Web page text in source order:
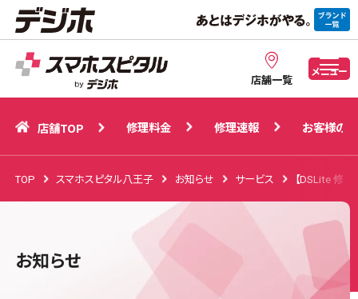
店舗一覧
メニュー
店舗TOP 修理速報 お客様の声
店舗TOP 修理料金 修理速報 お客様の声
TOP スマホスピタル八王子 お知らせ サービス 【DSLite 修
お知らせ